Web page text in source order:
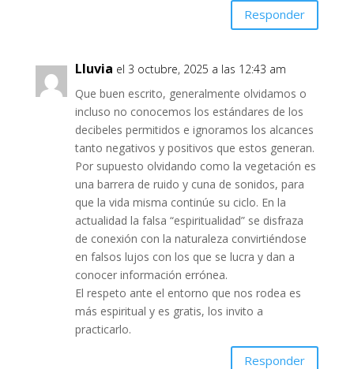
Responder
Lluvia el 3 octubre, 2025 a las 12:43 am
Que buen escrito, generalmente olvidamos o
incluso no conocemos los estándares de los
decibeles permitidos e ignoramos los alcances
tanto negativos y positivos que estos generan.
Por supuesto olvidando como la vegetación es
una barrera de ruido y cuna de sonidos, para
que la vida misma continúe su ciclo. En la
actualidad la falsa “espiritualidad” se disfraza
de conexión con la naturaleza convirtiéndose
en falsos lujos con los que se lucra y dan a
conocer información errónea.
El respeto ante el entorno que nos rodea es
más espiritual y es gratis, los invito a
practicarlo.
Responder